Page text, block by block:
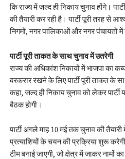
कि राज्य में जल्द ही निकाय चुनाव होंगे।
की तैयारी कर रही है। पार्टी पूरी तरह से
निगमों, नगर पालिकाओं और नगर पंचायतों
पार्टी पूरी ताकत के साथ चुनाव में उतरेगी
राज्य की अधिकांश निकायों में भाजपा का
बरकरार रखने के लिए पार्टी पूरी ताकत के
कहा, जल्द ही निकाय चुनाव को लेकर पार्टी
बैठक होगी।
पार्टी अगले माह 10 मई तक चुनाव की
प्रत्याशियों के चयन की प्रक्रिया शुरू
टीम बनाई जाएगी, जो क्षेत्र में जाकर नामों